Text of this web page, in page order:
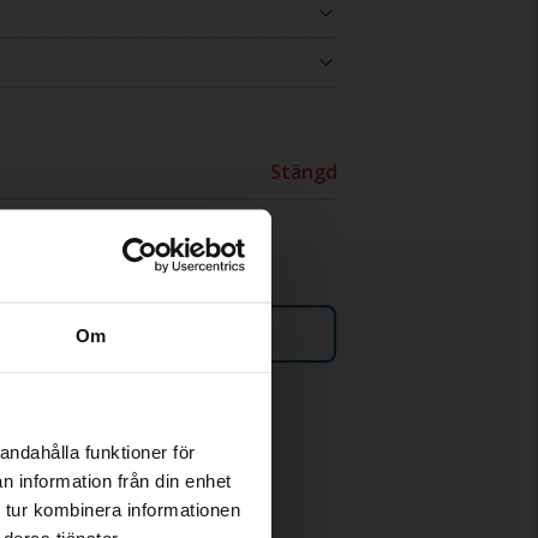
Om
funktioner för
information från din enhet
kombinera informationen
vad bilen är värd?
på fordonet jag köpt efter
Stängd
Sälja bil
Våra villkor
Policy &